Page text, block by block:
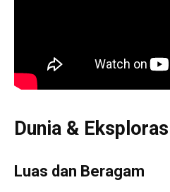
Dunia &
Luas dan Beragam